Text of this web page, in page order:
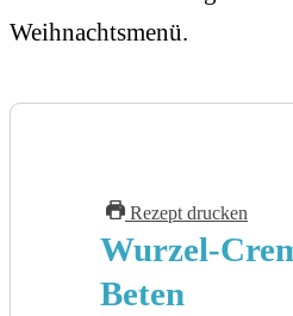
Weihnachtsmenü.
Rezept drucken
Wurzel-
Beten